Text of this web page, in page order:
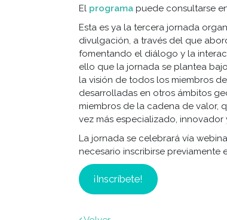
El programa puede consultarse
Esta es ya la tercera jornada
divulgación, a través del que
fomentando el diálogo y la
ello que la jornada se plantea
la visión de todos los miembros
desarrolladas en otros ámbitos
miembros de la cadena de valor,
vez más especializado,
La jornada se celebrará vía
necesario inscribirse previamente
¡Inscríbete!